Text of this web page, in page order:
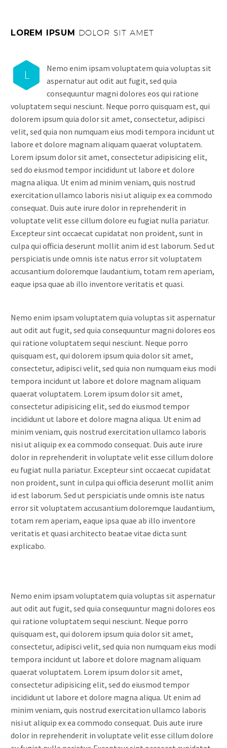
LOREM IPSUM DOLOR SIT AMET
L
Nemo enim ipsam voluptatem quia voluptas sit
aspernatur aut odit aut fugit, sed quia
consequuntur magni dolores eos qui ratione
voluptatem sequi nesciunt. Neque porro quisquam est, qui
dolorem ipsum quia dolor sit amet, consectetur, adipisci
velit, sed quia non numquam eius modi tempora incidunt ut
labore et dolore magnam aliquam quaerat voluptatem.
Lorem ipsum dolor sit amet, consectetur adipisicing elit,
sed do eiusmod tempor incididunt ut labore et dolore
magna aliqua. Ut enim ad minim veniam, quis nostrud
exercitation ullamco laboris nisi ut aliquip ex ea commodo
consequat. Duis aute irure dolor in reprehenderit in
voluptate velit esse cillum dolore eu fugiat nulla pariatur.
Excepteur sint occaecat cupidatat non proident, sunt in
culpa qui officia deserunt mollit anim id est laborum. Sed ut
perspiciatis unde omnis iste natus error sit voluptatem
accusantium doloremque laudantium, totam rem aperiam,
eaque ipsa quae ab illo inventore veritatis et quasi.
Nemo enim ipsam voluptatem quia voluptas sit aspernatur
aut odit aut fugit, sed quia consequuntur magni dolores eos
qui ratione voluptatem sequi nesciunt. Neque porro
quisquam est, qui dolorem ipsum quia dolor sit amet,
consectetur, adipisci velit, sed quia non numquam eius modi
tempora incidunt ut labore et dolore magnam aliquam
quaerat voluptatem. Lorem ipsum dolor sit amet,
consectetur adipisicing elit, sed do eiusmod tempor
incididunt ut labore et dolore magna aliqua. Ut enim ad
minim veniam, quis nostrud exercitation ullamco laboris
nisi ut aliquip ex ea commodo consequat. Duis aute irure
dolor in reprehenderit in voluptate velit esse cillum dolore
eu fugiat nulla pariatur. Excepteur sint occaecat cupidatat
non proident, sunt in culpa qui officia deserunt mollit anim
id est laborum. Sed ut perspiciatis unde omnis iste natus
error sit voluptatem accusantium doloremque laudantium,
totam rem aperiam, eaque ipsa quae ab illo inventore
veritatis et quasi architecto beatae vitae dicta sunt
explicabo.
Nemo enim ipsam voluptatem quia voluptas sit aspernatur
aut odit aut fugit, sed quia consequuntur magni dolores eos
qui ratione voluptatem sequi nesciunt. Neque porro
quisquam est, qui dolorem ipsum quia dolor sit amet,
consectetur, adipisci velit, sed quia non numquam eius modi
tempora incidunt ut labore et dolore magnam aliquam
quaerat voluptatem. Lorem ipsum dolor sit amet,
consectetur adipisicing elit, sed do eiusmod tempor
incididunt ut labore et dolore magna aliqua. Ut enim ad
minim veniam, quis nostrud exercitation ullamco laboris
nisi ut aliquip ex ea commodo consequat. Duis aute irure
dolor in reprehenderit in voluptate velit esse cillum dolore